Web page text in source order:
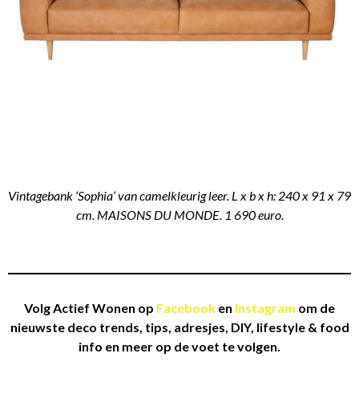
Vintagebank ‘Sophia’ van camelkleurig leer. L x b x h: 240 x 91 x 79
cm. MAISONS DU MONDE. 1 690 euro.
Volg Actief Wonen op Facebook en Instagram om de
nieuwste deco trends, tips, adresjes, DIY, lifestyle & food
info en meer op de voet te volgen.